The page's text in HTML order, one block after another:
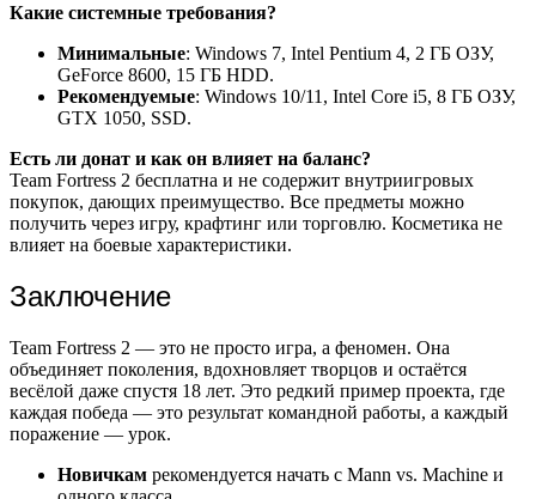
Какие системные требования?
Минимальные: Windows 7, Intel Pentium 4, 2 ГБ ОЗУ,
GeForce 8600, 15 ГБ HDD.
Рекомендуемые: Windows 10/11, Intel Core i5, 8 ГБ ОЗУ,
GTX 1050, SSD.
Есть ли донат и как он влияет на баланс?
Team Fortress 2 бесплатна и не содержит внутриигровых
покупок, дающих преимущество. Все предметы можно
получить через игру, крафтинг или торговлю. Косметика не
влияет на боевые характеристики.
Заключение
Team Fortress 2 — это не просто игра, а феномен. Она
объединяет поколения, вдохновляет творцов и остаётся
весёлой даже спустя 18 лет. Это редкий пример проекта, где
каждая победа — это результат командной работы, а каждый
поражение — урок.
Новичкам рекомендуется начать с Mann vs. Machine и